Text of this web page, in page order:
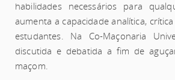
habilidades necessários para
aumenta a capacidade analítica,
estudantes. Na Co-Maçonaria
discutida e debatida a fim de
maçom.